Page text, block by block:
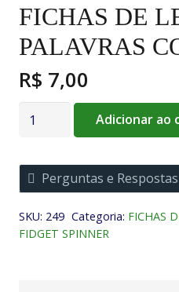
FICHAS DE
PALAVRAS
R$ 7,00
Fichas
-
Palavras
G
ou
Adicionar ao
Perguntas e Respostas
SKU: 249 Categoria: FICHAS
FIDGET SPINNER